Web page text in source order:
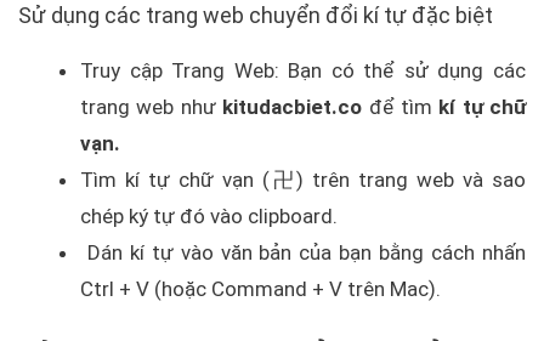
Sử dụng các trang web chuyển đổi kí tự đặc biệt
Truy cập Trang Web: Bạn có thể sử dụng các
trang web như kitudacbiet.co để tìm kí tự chữ
vạn.
Tìm kí tự chữ vạn (卍) trên trang web và sao
chép ký tự đó vào clipboard.
Dán kí tự vào văn bản của bạn bằng cách nhấn
Ctrl + V (hoặc Command + V trên Mac).